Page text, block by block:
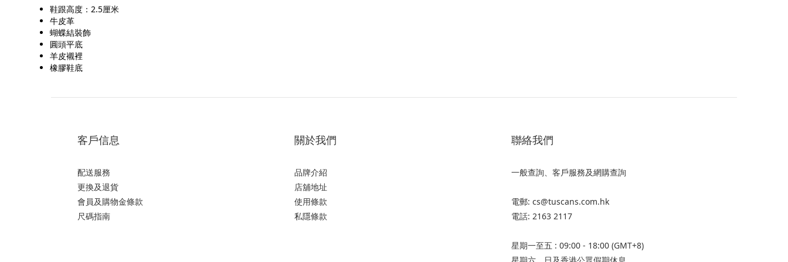
鞋跟高度：2.5厘米
牛皮革
蝴蝶結裝飾
圓頭平底
羊皮襯裡
橡膠鞋底
客戶信息
配送服務
更換及退貨
會員及購物金條款
尺碼指南
關於我們
品牌介紹
店舖地址
使用條款
私隱條款
聯絡我們
一般查詢、客戶服務及網購查詢
電郵: cs@tuscans.com.hk
電話: 2163 2117
星期一至五 : 09:00 - 18:00 (GMT+8)